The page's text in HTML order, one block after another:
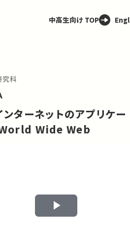
中高生向け TOP
究科
ターネットのアプリケー
Wide Web
Play